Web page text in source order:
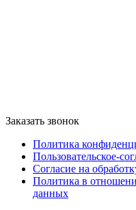
Заказать звонок
Политика
Пользовательское-
Согласие на
Политика в
данных